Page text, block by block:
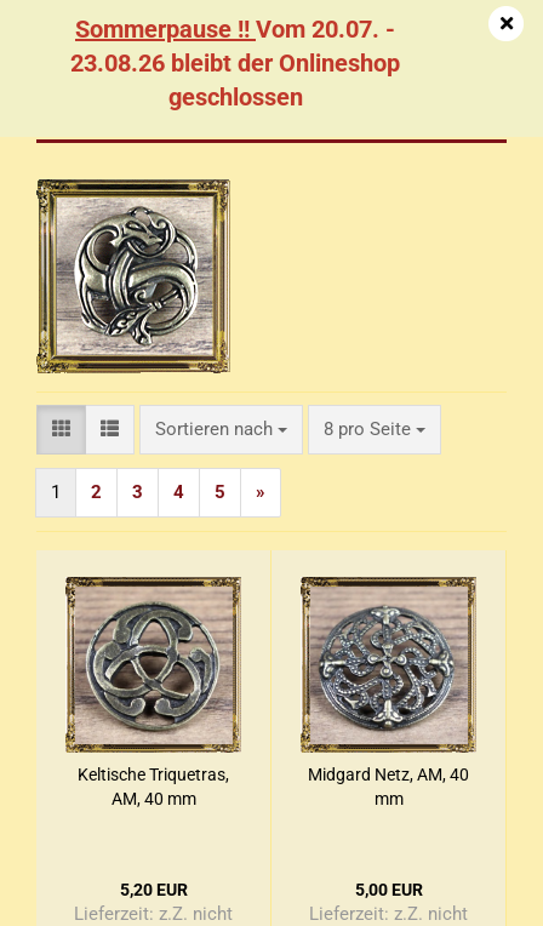
Sommerpause !! Vom 20.07. -
23.08.26 bleibt der Onlineshop
geschlossen
Wikinger / Kelten
Sortieren nach
Sortieren nach 8 pro Seite
pro Seite
1 2 3 4 5 »
Kel­ti­sche Tri­que­tras,
AM, 40 mm
5,20 EUR
Lieferzeit: z.Z. nicht
Mid­gard Netz, AM, 40
mm
5,00 EUR
Lieferzeit: z.Z. nicht